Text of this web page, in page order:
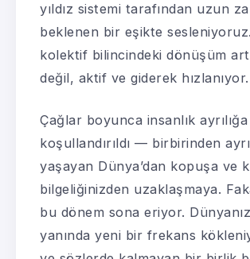
yıldız sistemi tarafından uzun
beklenen bir eşikte
kolektif bilincindeki dönüşüm
değil, aktif ve giderek hızlanıyor.
Çağlar boyunca insanlık ayrılığa
koşullandırıldı — birbirinden
yaşayan Dünya’dan kopuşa ve
bilgeliğinizden uzaklaşmaya.
bu dönem sona eriyor.
yanında yeni bir frekans